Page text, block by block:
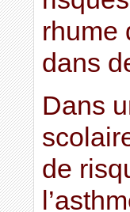
rhume
dans
Dans
de